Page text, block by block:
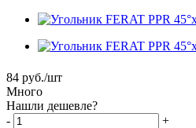
84 руб./шт
Много
Нашли дешевле?
-
+